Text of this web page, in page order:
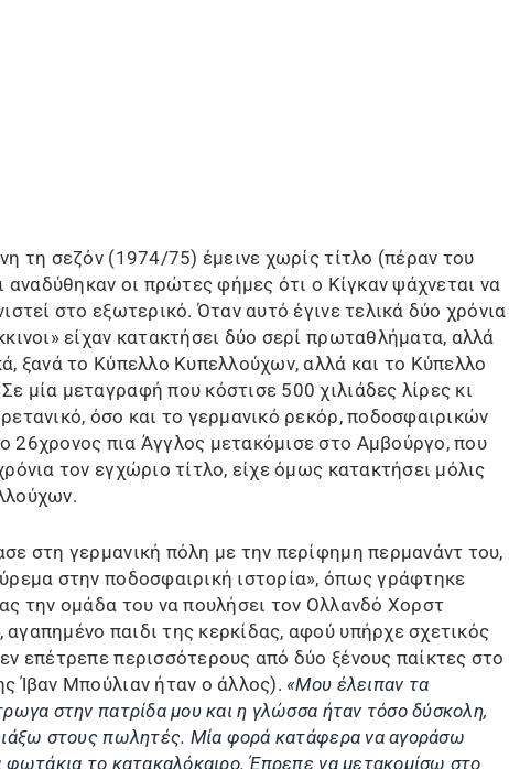
τη σεζόν (1974/75) έμεινε χωρίς τίτλο (πέραν του
αναδύθηκαν οι πρώτες φήμες ότι ο Κίγκαν ψάχνεται να
στο εξωτερικό. Όταν αυτό έγινε τελικά δύο χρόνια
είχαν κατακτήσει δύο σερί πρωταθλήματα, αλλά
ξανά το Κύπελλο Κυπελλούχων, αλλά και το Κύπελλο
μία μεταγραφή που κόστισε 500 χιλιάδες λίρες κι
όσο και το γερμανικό ρεκόρ, ποδοσφαιρικών
26χρονος πια Άγγλος μετακόμισε στο Αμβούργο, που
τον εγχώριο τίτλο, είχε όμως κατακτήσει μόλις
στη γερμανική πόλη με την περίφημη περμανάντ του,
στην ποδοσφαιρική ιστορία», όπως γράφτηκε
την ομάδα του να πουλήσει τον Ολλανδό Χορστ
παιδι της κερκίδας, αφού υπήρχε σχετικός
επέτρεπε περισσότερους από δύο ξένους παίκτες στο
Ίβαν Μπούλιαν ήταν ο άλλος).«Μου έλειπαν τα
στην πατρίδα μου και η γλώσσα ήταν τόσο δύσκολη,
στους πωλητές. Μία φορά κατάφερα να αγοράσω
φωτάκια το κατακαλόκαιρο. Έπρεπε να μετακομίσω στο